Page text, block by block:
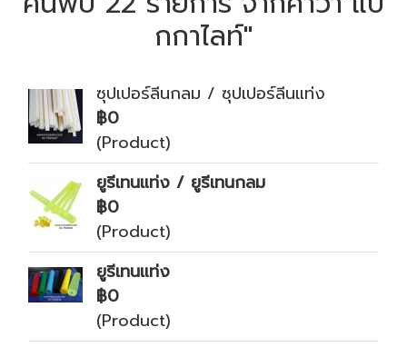
กกาไลท์"
ซุปเปอร์ลีนกลม / ซุปเปอร์ลีนแท่ง
฿0
(Product)
ยูรีเทนแท่ง / ยูรีเทนกลม
฿0
(Product)
ยูรีเทนแท่ง
฿0
(Product)